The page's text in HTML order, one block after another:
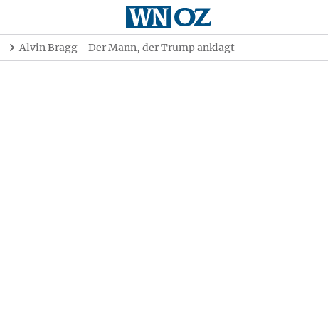
Alvin Bragg - Der Mann, der Trump anklagt